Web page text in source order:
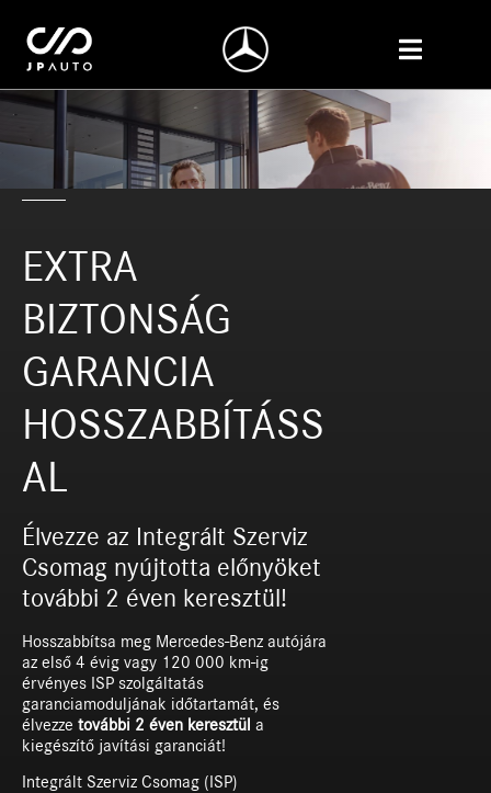
EXTRA
BIZTONSÁG
GARANCIA
HOSSZABBÍTÁSS
AL
Élvezze az Integrált Szerviz
Csomag nyújtotta előnyöket
további 2 éven keresztül!
Hosszabbítsa meg Mercedes-Benz autójára
az első 4 évig vagy 120 000 km-ig
érvényes ISP szolgáltatás
garanciamoduljának időtartamát, és
élvezze további 2 éven keresztül a
kiegészítő javítási garanciát!
Integrált Szerviz Csomag (ISP)